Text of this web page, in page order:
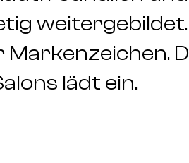
lädt ein.